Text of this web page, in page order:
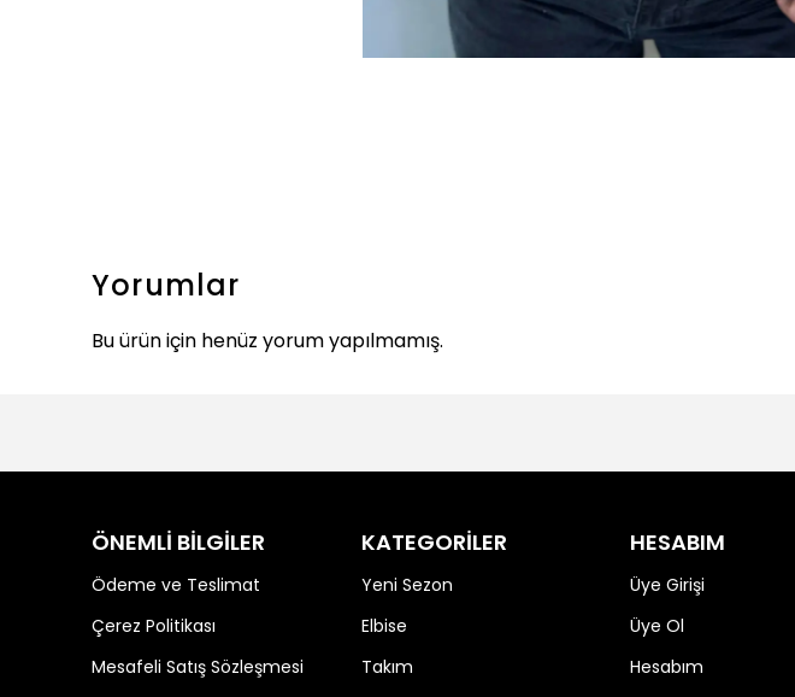
Yorumlar
Bu ürün için henüz yorum yapılmamış.
ÖNEMLİ BİLGİLER
Ödeme ve Teslimat
Çerez Politikası
Mesafeli Satış Sözleşmesi
KATEGORİLER
Yeni Sezon
Elbise
Takım
HESABIM
Üye Girişi
Üye Ol
Hesabım